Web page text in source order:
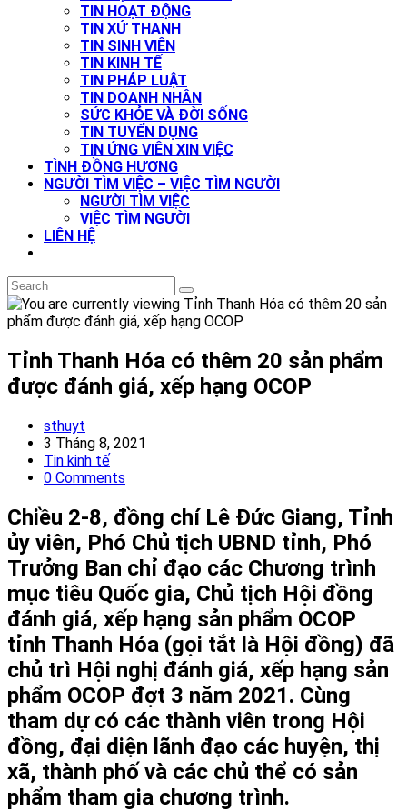
TIN HOẠT ĐỘNG
TIN XỨ THANH
TIN SINH VIÊN
TIN KINH TẾ
TIN PHÁP LUẬT
TIN DOANH NHÂN
SỨC KHỎE VÀ ĐỜI SỐNG
TIN TUYỂN DỤNG
TIN ỨNG VIÊN XIN VIỆC
TÌNH ĐỒNG HƯƠNG
NGƯỜI TÌM VIỆC – VIỆC TÌM NGƯỜI
NGƯỜI TÌM VIỆC
VIỆC TÌM NGƯỜI
LIÊN HỆ
Tỉnh Thanh Hóa có thêm 20 sản phẩm
được đánh giá, xếp hạng OCOP
Post
author:
sthuyt
Post
published:
3 Tháng 8, 2021
Post
category:
Tin kinh tế
Post
0 Comments
Chiều 2-8, đồng chí Lê Đức Giang, Tỉnh
ủy viên, Phó Chủ tịch UBND tỉnh, Phó
Trưởng Ban chỉ đạo các Chương trình
mục tiêu Quốc gia, Chủ tịch Hội đồng
đánh giá, xếp hạng sản phẩm OCOP
tỉnh Thanh Hóa (gọi tắt là Hội đồng) đã
chủ trì Hội nghị đánh giá, xếp hạng sản
phẩm OCOP đợt 3 năm 2021. Cùng
tham dự có các thành viên trong Hội
đồng, đại diện lãnh đạo các huyện, thị
xã, thành phố và các chủ thể có sản
phẩm tham gia chương trình.